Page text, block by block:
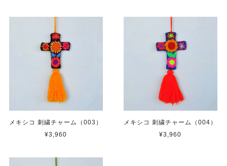
メキシコ 刺繍チャーム（003）
¥3,960
メキシコ 刺繍チャーム（004）
¥3,960